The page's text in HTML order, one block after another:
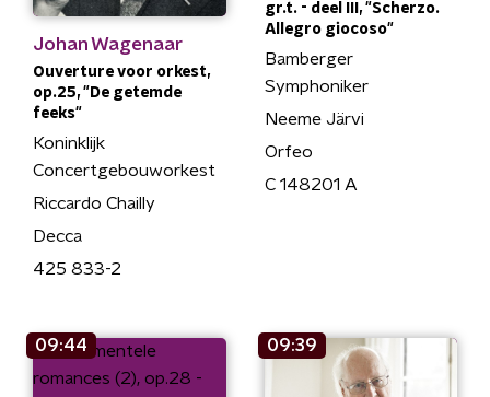
Johan Wagenaar
Ouverture voor orkest,
op.25, "De getemde
feeks"
Koninklijk
Concertgebouworkest
Riccardo Chailly
Decca
425 833-2
gr.t. - deel III, "Scherzo.
Allegro giocoso"
Bamberger
Symphoniker
Neeme Järvi
Orfeo
C 148201 A
09:44 09:39